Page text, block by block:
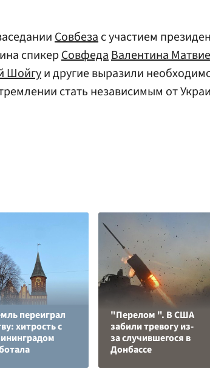
Совбезас участием
спикерСовфедаВалентина
Шойгуи другие выразили
стать независимым от
переиграл
хитрость с
"Перелом ". В США
забили тревогу из-
за случившегося в
Донбассе